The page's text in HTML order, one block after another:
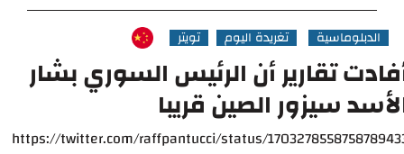
الدبلوماسية تغريدة اليوم تويتر
تقارير أن الرئيس السوري بشار
سيزور الصين قريبا
https://twitter.com/raffpantucci/status/